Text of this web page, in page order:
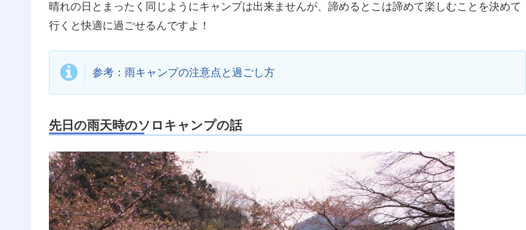
晴れの日とまったく同じようにキャンプは出来ませんが、諦めるとこは諦めて楽しむことを決めて
行くと快適に過ごせるんですよ！
参考：雨キャンプの注意点と過ごし方
先日の雨天時のソロキャンプの話